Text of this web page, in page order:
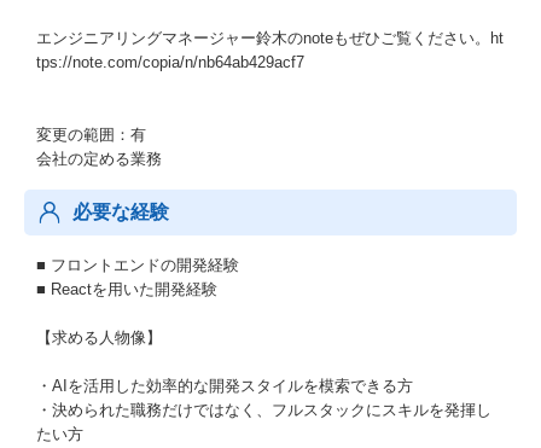
エンジニアリングマネージャー鈴木のnoteもぜひご覧ください。ht
tps://note.com/copia/n/nb64ab429acf7
変更の範囲：有
会社の定める業務
必要な経験
■ フロントエンドの開発経験
■ Reactを用いた開発経験
【求める人物像】
・AIを活用した効率的な開発スタイルを模索できる方
・決められた職務だけではなく、フルスタックにスキルを発揮し
たい方